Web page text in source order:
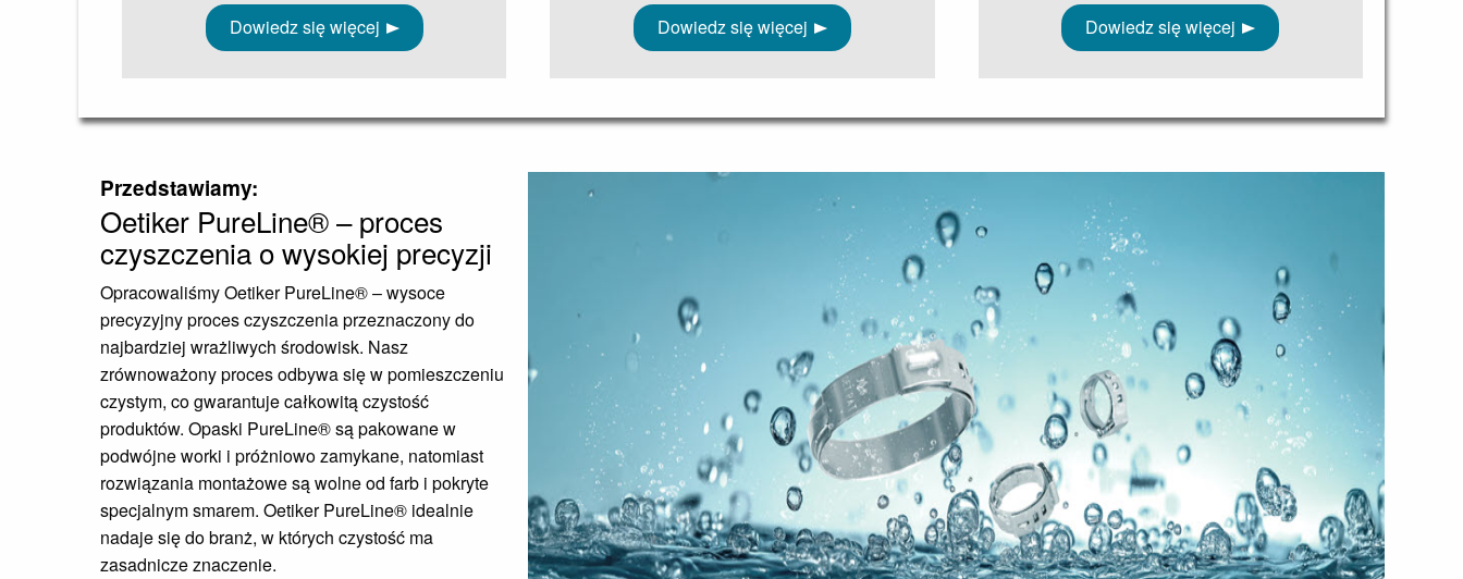
Dowiedz się więcej Dowiedz się więcej Dowiedz się więcej
Przedstawiamy:
Oetiker PureLine®– proces
czyszczenia o wysokiej precyzji
Opracowaliśmy Oetiker PureLine®– wysoce
precyzyjny proces czyszczenia przeznaczony do
najbardziej wrażliwych środowisk. Nasz
zrównoważony proces odbywa się w pomieszczeniu
czystym, co gwarantuje całkowitą czystość
produktów. Opaski PureLine®są pakowane w
podwójne worki i próżniowo zamykane, natomiast
rozwiązania montażowe są wolne od farb i pokryte
specjalnym smarem. Oetiker PureLine® idealnie
nadaje się do branż, w których czystość ma
zasadnicze znaczenie.